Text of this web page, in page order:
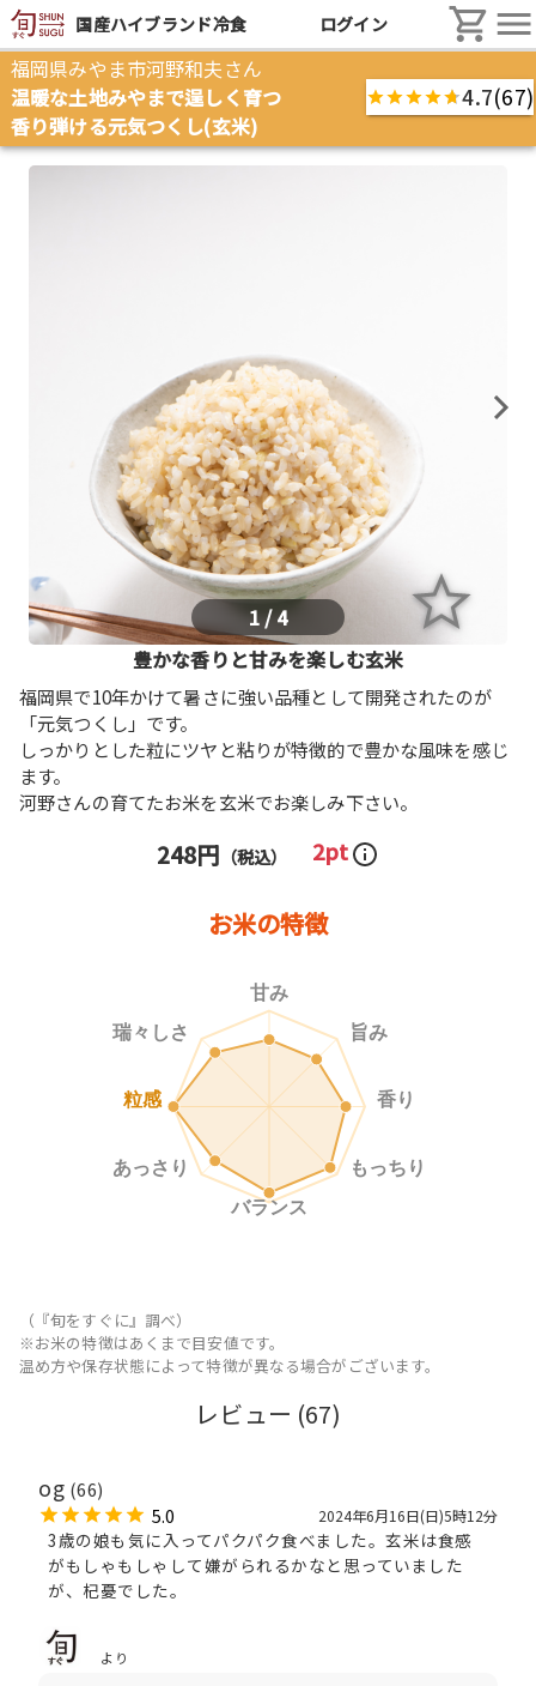
国産ハイブランド冷食 ログイン
福岡県みやま市河野和夫さん
温暖な土地みやまで逞しく育つ
香り弾ける元気つくし(玄米)
4.7(67)
1/4
豊かな香りと甘みを楽しむ玄米
福岡県で10年かけて暑さに強い品種として開発されたのが
「元気つくし」です。
しっかりとした粒にツヤと粘りが特徴的で豊かな風味を感じ
ます。
河野さんの育てたお米を玄米でお楽しみ下さい。
248円 （税込） 2pt
お米の特徴
甘み
旨み
香り
もっちり
バランス
あっさり
粒感
瑞々しさ
（『旬をすぐに』調べ）
※お米の特徴はあくまで目安値です。
温め方や保存状態によって特徴が異なる場合がございます。
レビュー (67)
og (66)
5.0
2024年6月16日(日)5時12分
3歳の娘も気に入ってパクパク食べました。玄米は食感
がもしゃもしゃして嫌がられるかなと思っていました
が、杞憂でした。
より